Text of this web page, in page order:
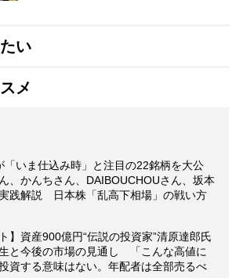
い
メ
「いま仕込み時」と注目の22銘柄を大公
、かんちさん、DAIBOUCHOUさん、坂本
践解説 日本株「乱高下相場」の戦い方
】資産900億円“伝説の投資家”清原達郎氏
と今後の市場の見通し 「こんな高値に
資する意味はない。年配者は全部売るべ